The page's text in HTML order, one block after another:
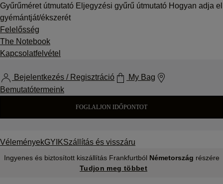
Gyűrűméret útmutató Eljegyzési gyűrű útmutató Hogyan adja el
gyémántját/ékszerét
Felelősség
The Notebook
Kapcsolatfelvétel
Bejelentkezés / Regisztráció
My Bag
Bemutatótermeink
FOGLALJON IDŐPONTOT
VéleményekGYIKSzállítás és visszáru
Ingyenes és biztosított kiszállítás Frankfurtból Németország részére
Tudjon meg többet